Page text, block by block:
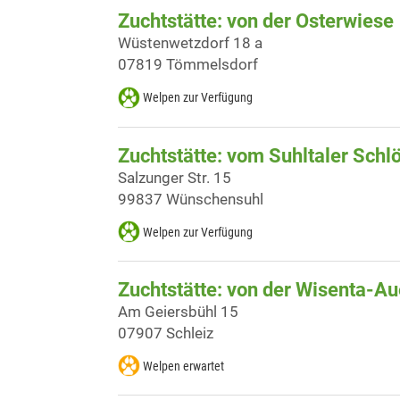
Zuchtstätte: von der Osterwiese
Wüstenwetzdorf 18 a
07819 Tömmelsdorf
Welpen zur Verfügung
Zuchtstätte: vom Suhltaler
Salzunger Str. 15
99837 Wünschensuhl
Welpen zur Verfügung
Zuchtstätte: von der Wisenta-
Am Geiersbühl 15
07907 Schleiz
Welpen erwartet